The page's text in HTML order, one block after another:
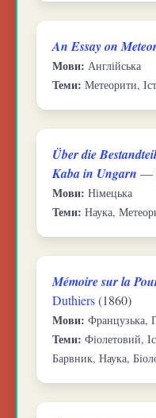
An Essay on
Мови: Англійська
Теми: Метеорити,
Über die
Kaba in Ungarn —
Мови: Німецька
Теми: Наука,
Mémoire sur la
Duthiers(1860)
Мови: Французька,
Теми: Фіолетовий,
Барвник, Наука,